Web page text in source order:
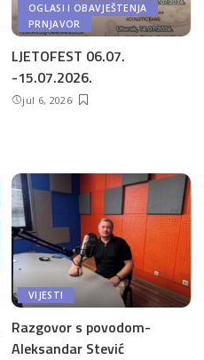
OGLASI I OBAVJEŠTENJA
PRNJAVOR
LJETOFEST 06.07.
-15.07.2026.
jul 6, 2026
VIJESTI
Razgovor s povodom-
Aleksandar Stević